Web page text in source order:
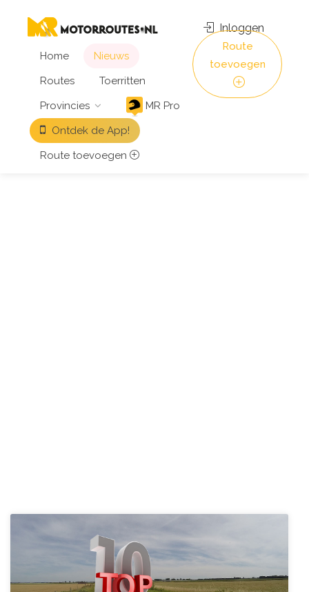
Home
Nieuws
Routes
Toerritten
Provincies
MR Pro
Ontdek de App!
Route toevoegen
Inloggen
Route
toevoegen